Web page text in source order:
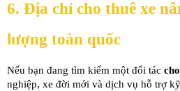
6. Địa chỉ cho thuê xe
lượng toàn quốc
Nếu bạn đang tìm kiếm một đối tác
nghiệp, xe đời mới và dịch vụ hỗ trợ